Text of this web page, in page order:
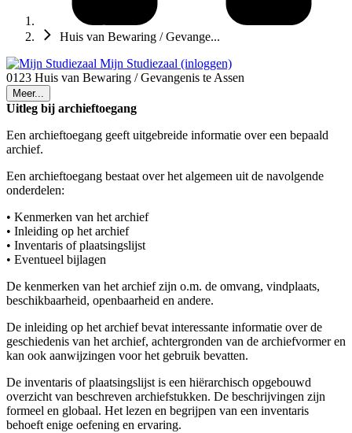
Huis van Bewaring / Gevange...
Mijn Studiezaal (inloggen)
0123 Huis van Bewaring / Gevangenis te Assen
Meer...
Uitleg bij archieftoegang
Een archieftoegang geeft uitgebreide informatie over een bepaald
archief.
Een archieftoegang bestaat over het algemeen uit de navolgende
onderdelen:
• Kenmerken van het archief
• Inleiding op het archief
• Inventaris of plaatsingslijst
• Eventueel bijlagen
De kenmerken van het archief zijn o.m. de omvang, vindplaats,
beschikbaarheid, openbaarheid en andere.
De inleiding op het archief bevat interessante informatie over de
geschiedenis van het archief, achtergronden van de archiefvormer en
kan ook aanwijzingen voor het gebruik bevatten.
De inventaris of plaatsingslijst is een hiërarchisch opgebouwd
overzicht van beschreven archiefstukken. De beschrijvingen zijn
formeel en globaal. Het lezen en begrijpen van een inventaris
behoeft enige oefening en ervaring.